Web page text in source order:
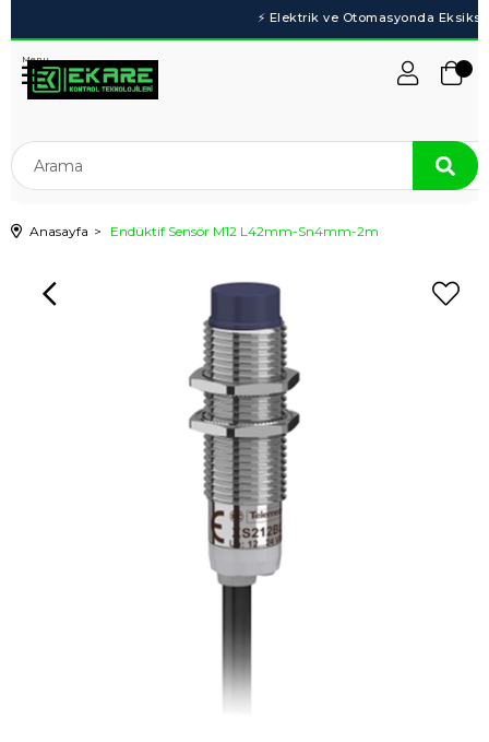
Menu
Anasayfa Endüktif Sensör M12 L42mm-Sn4mm-2m